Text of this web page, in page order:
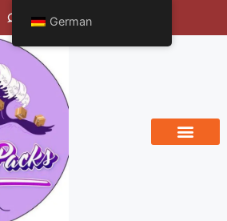
Bengals Vineyard
German